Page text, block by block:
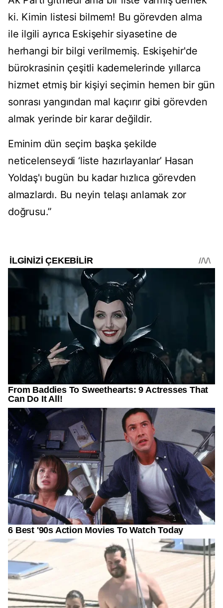
ki. Kimin listesi bilmem! Bu görevden alma
ile ilgili ayrıca Eskişehir siyasetine de
herhangi bir bilgi verilmemiş. Eskişehir'de
bürokrasinin çeşitli kademelerinde yıllarca
hizmet etmiş bir kişiyi seçimin hemen bir gün
sonrası yangından mal kaçırır gibi görevden
almak yerinde bir karar değildir.
Eminim dün seçim başka şekilde
neticelenseydi ‘liste hazırlayanlar’ Hasan
Yoldaş'ı bugün bu kadar hızlıca görevden
almazlardı. Bu neyin telaşı anlamak zor
doğrusu.”